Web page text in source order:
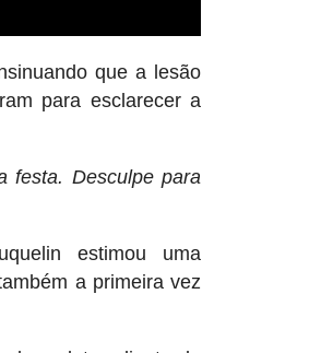
que a lesão
para esclarecer a
festa. Desculpe para
estimou uma
a primeira vez